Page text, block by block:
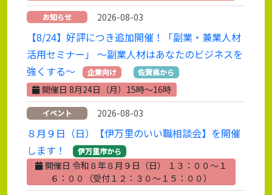
お知らせ 2026-08-03
【8/24】好評につき追加開催！「副業・兼業人材
活用セミナー」 ～副業人材はあなたのビジネスを
強くする～
企業向け 佐賀県から
開催日 8月24日（月）15時～16時
イベント 2026-08-03
８月９日（日）【伊万里のいい職相談会】を開催
します！
伊万里市から
開催日 令和８年８月９日（日） １３：００～１
６：００（受付１２：３０～１５：００）